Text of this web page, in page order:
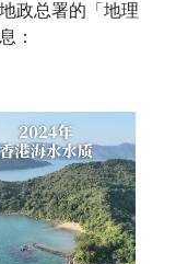
政总署的「地理
：